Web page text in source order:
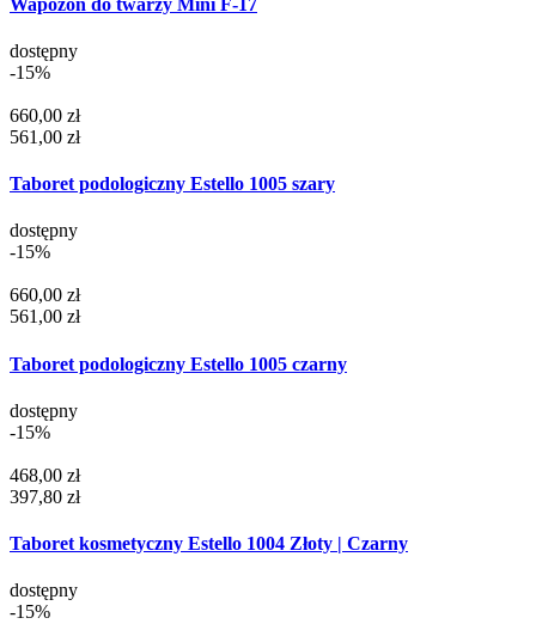
dostępny
-15%
660,00 zł
561,00 zł
Taboret podologiczny Estello 1005 szary
dostępny
-15%
660,00 zł
561,00 zł
Taboret podologiczny Estello 1005 czarny
dostępny
-15%
468,00 zł
397,80 zł
Taboret kosmetyczny Estello 1004 Złoty | Czarny
dostępny
-15%